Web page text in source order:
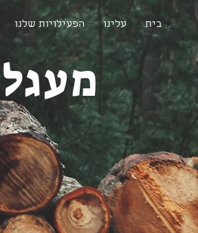
הפעילויות שלנו עלינו בית